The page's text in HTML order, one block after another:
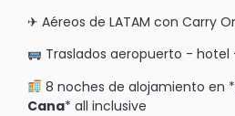
✈ Aéreos de LATAM con Carry
Traslados aeropuerto -
8 noches de alojamiento en *
Cana* all inclusive